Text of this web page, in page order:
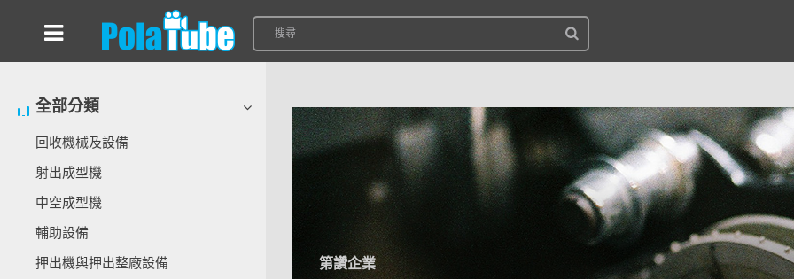
全部分類
回收機械及設備
射出成型機
中空成型機
輔助設備
押出機與押出整廠設備
第讚企業